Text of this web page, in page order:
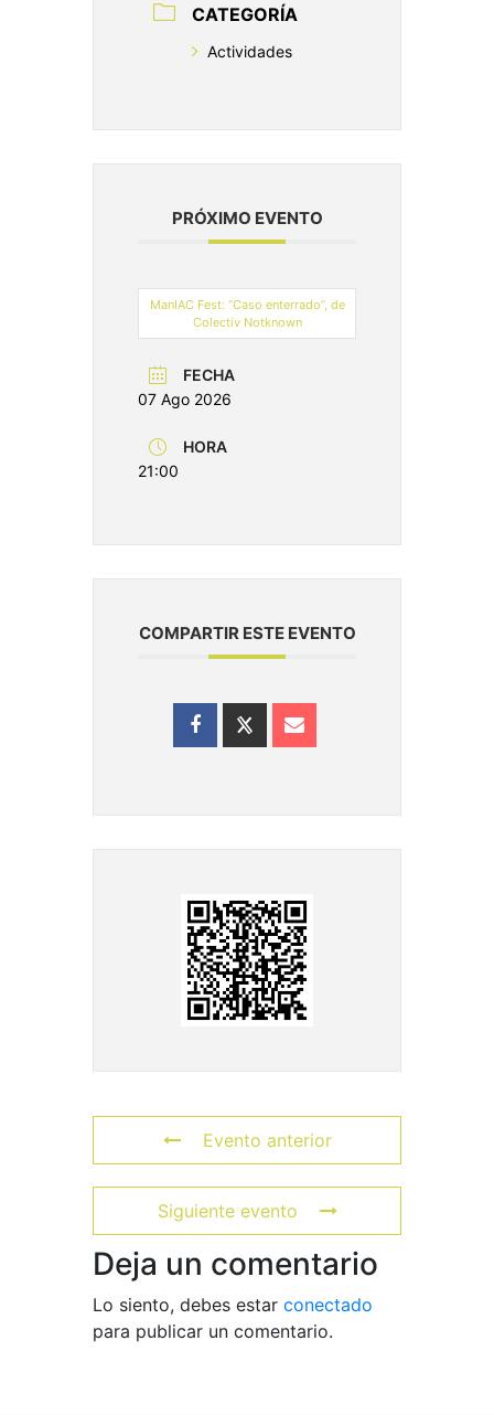
CATEGORÍA
Actividades
PRÓXIMO EVENTO
ManIAC Fest: “Caso enterrado”, de
Colectiv Notknown
FECHA
07 Ago 2026
HORA
21:00
COMPARTIR ESTE EVENTO
Evento anterior
Siguiente evento
Deja un comentario
Lo siento, debes estar conectado
para publicar un comentario.